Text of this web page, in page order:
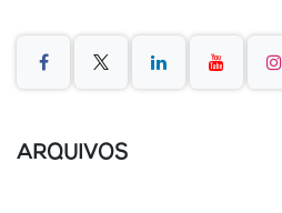
ARQUIVOS